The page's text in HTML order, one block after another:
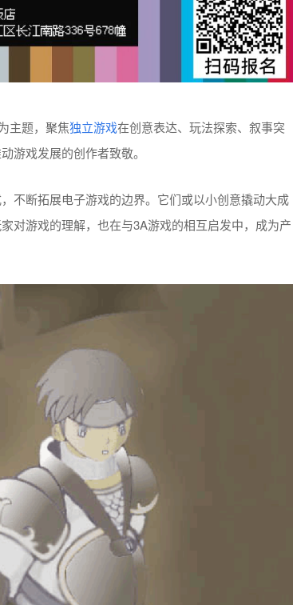
主题，聚焦独立游戏在创意表达、玩法探索、叙事突
游戏发展的创作者致敬。
不断拓展电子游戏的边界。它们或以小创意撬动大成
对游戏的理解，也在与3A游戏的相互启发中，成为产